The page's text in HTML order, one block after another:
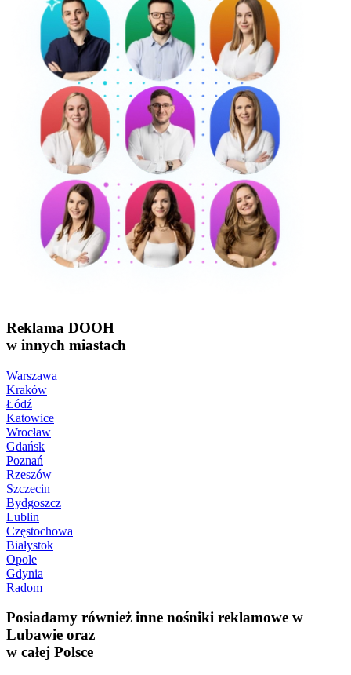
Reklama DOOH
w innych miastach
Warszawa
Kraków
Łódź
Katowice
Wrocław
Gdańsk
Poznań
Rzeszów
Szczecin
Bydgoszcz
Lublin
Częstochowa
Białystok
Opole
Gdynia
Radom
Posiadamy również inne nośniki reklamowe w
Lubawie oraz
w całej Polsce